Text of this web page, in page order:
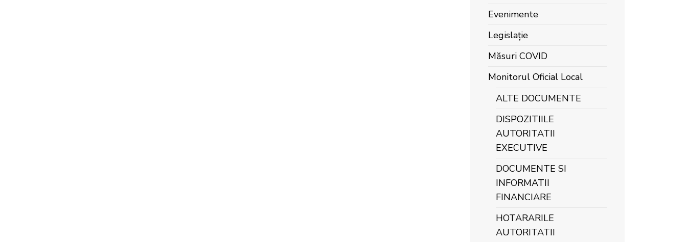
Evenimente
Legislație
Măsuri COVID
Monitorul Oficial Local
ALTE DOCUMENTE
DISPOZITIILE
AUTORITATII
EXECUTIVE
DOCUMENTE SI
INFORMATII
FINANCIARE
HOTARARILE
AUTORITATII